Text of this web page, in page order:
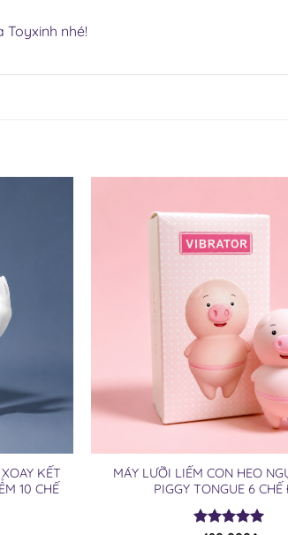
Toyxinh nhé!
KẾT
10 CHẾ
MÁY LƯỠI LIẾM CON HEO
PIGGY TONGUE 6